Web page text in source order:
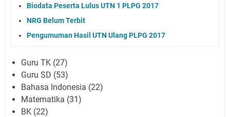
Biodata Peserta Lulus UTN 1 PLPG 2017
NRG Belum Terbit
Pengumuman Hasil UTN Ulang PLPG 2017
Guru TK (27)
Guru SD (53)
Bahasa Indonesia (22)
Matematika (31)
BK (22)